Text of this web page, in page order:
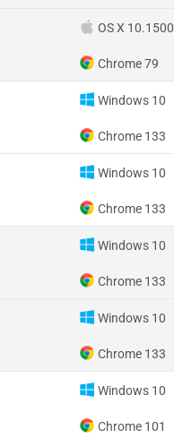
OS X 10.1500
Chrome 79
Windows 10
Chrome 133
Windows 10
Chrome 133
Windows 10
Chrome 133
Windows 10
Chrome 133
Windows 10
Chrome 101